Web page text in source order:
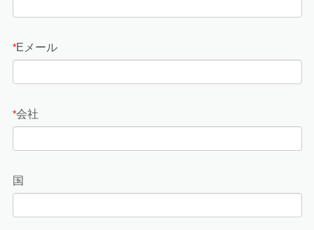
*Eメール
*会社
国